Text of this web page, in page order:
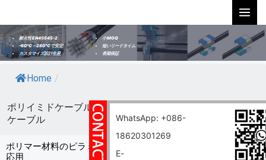
WhatsApp: +086-
18620301269
E-
容
を
ス
耐火性 EN45545-2
-60℃～280℃で安定
カスタマイズ設計生産
小 MOQ
短いリードタイム
長期保証
Home /
ポリイミドケーブルワイヤ ポリイミドマグネットワイヤ PI
ケーブル
ポリマー材料のピラミッド：ポリイミド（PI）押出ケーブルの
応用